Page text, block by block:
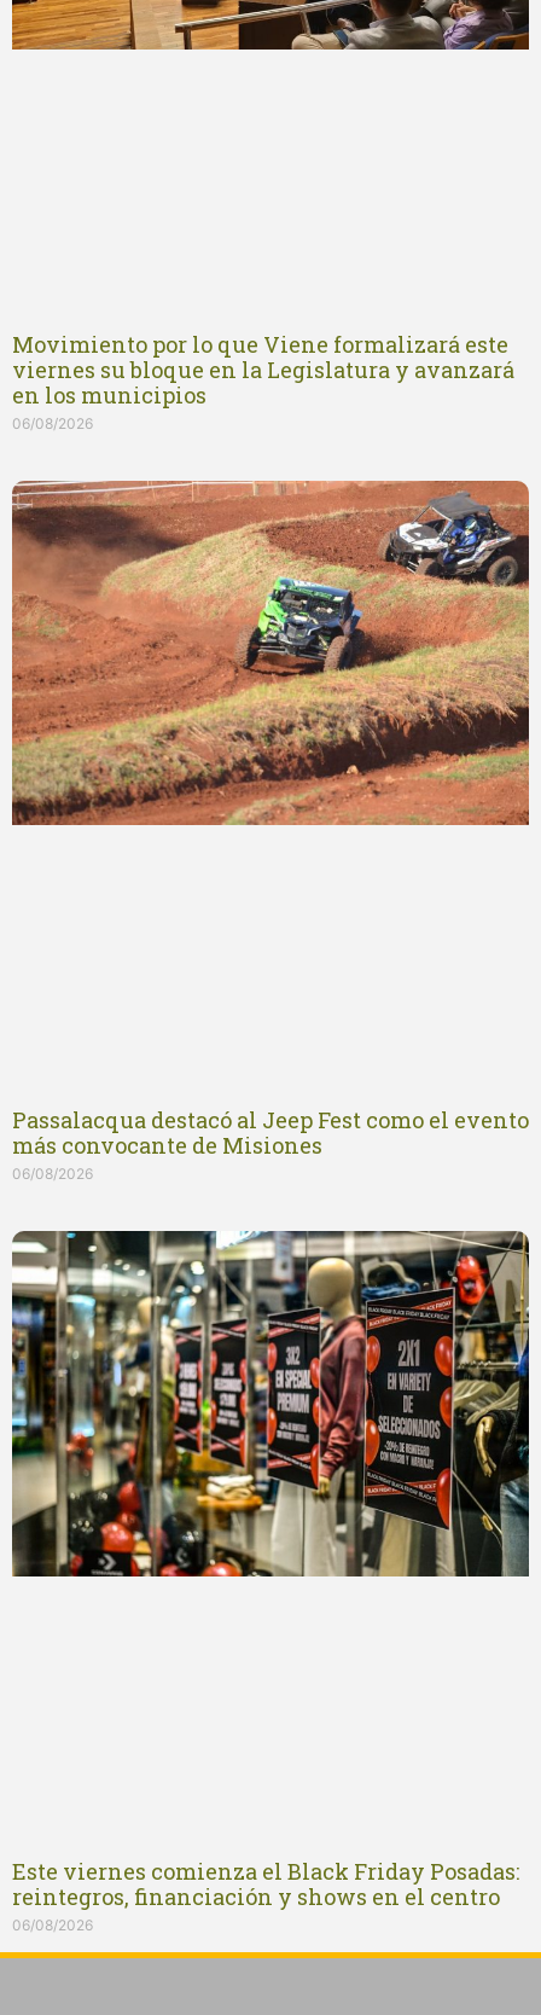
Movimiento por lo que Viene formalizará este
viernes su bloque en la Legislatura y avanzará
en los municipios
06/08/2026
Passalacqua destacó al Jeep Fest como el evento
más convocante de Misiones
06/08/2026
Este viernes comienza el Black Friday Posadas:
reintegros, financiación y shows en el centro
06/08/2026